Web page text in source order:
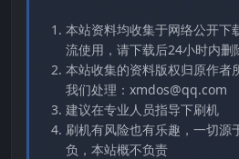
本站资料均收集于网络公开下
流使用，请下载后24小时内删
本站收集的资料版权归原作者
我们处理：xmdos@qq.com
建议在专业人员指导下刷机
刷机有风险也有乐趣，一切源
负，本站概不负责